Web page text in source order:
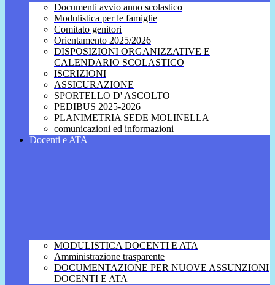
Documenti avvio anno scolastico
Modulistica per le famiglie
Comitato genitori
Orientamento 2025/2026
DISPOSIZIONI ORGANIZZATIVE E
CALENDARIO SCOLASTICO
ISCRIZIONI
ASSICURAZIONE
SPORTELLO D' ASCOLTO
PEDIBUS 2025-2026
PLANIMETRIA SEDE MOLINELLA
comunicazioni ed informazioni
Docenti e ATA
MODULISTICA DOCENTI E ATA
Amministrazione trasparente
DOCUMENTAZIONE PER NUOVE ASSUNZIONI
DOCENTI E ATA